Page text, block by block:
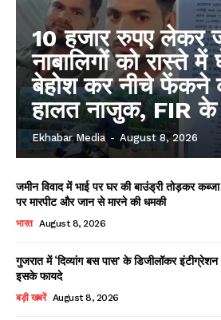
10 हजार रुपए लेकर
नाबालिगों को रास्ते में
बेहोश कर नीचे फेंकने
हालत नाजुक, FIR के
Ekhabar Media - August 8, 2026
जमीन विवाद में भाई पर घर की बाउंड्री तोड़कर
पर मारपीट और जान से मारने की धमकी
भारत August 8, 2026
गुजरात में ‘दिव्यांग बस पास’ के डिजीलॉकर
इसके फायदे
बड़ी खबरें August 8, 2026